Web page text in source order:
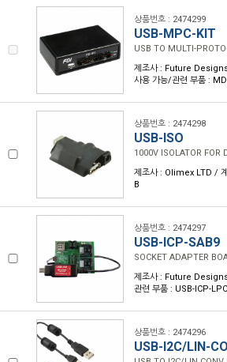
상품번호 : 2474299
USB-MPC-KIT
USB TO MULTI-
제조사 : Future
사용 가능/관련 부품 :
상품번호 : 2474298
USB-ISO
1000V ISOLATOR FOR
제조사 : Olimex LTD /
B
상품번호 : 2474297
USB-ICP-SAB9
SOCKET ADAPTER
제조사 : Future
관련 부품 : USB-ICP-
상품번호 : 2474296
USB-I2C/LIN-